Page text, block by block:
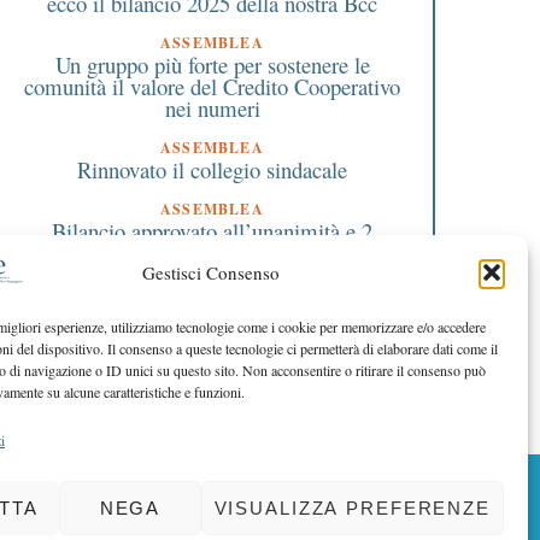
Gestisci Consenso
esperienze, utilizziamo tecnologie come i cookie per memorizzare e/o accedere
del dispositivo. Il consenso a queste tecnologie ci permetterà di elaborare dati come il
di navigazione o ID unici su questo sito. Non acconsentire o ritirare il consenso può
su alcune caratteristiche e funzioni.
NEGA VISUALIZZA PREFERENZE
ASSEMBLEA
Un gruppo più forte per sostenere le
comunità il valore del Credito Cooperativo
nei numeri
ASSEMBLEA
Rinnovato il collegio sindacale
ASSEMBLEA
Bilancio approvato all’unanimità e 2
EDITORIALE PRESIDENTE
Costruire futuro insieme
BACK TO TOP